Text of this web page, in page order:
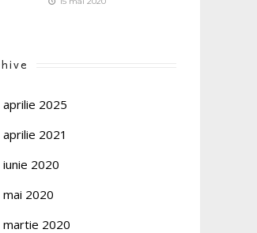
aprilie 2025
aprilie 2021
iunie 2020
mai 2020
martie 2020